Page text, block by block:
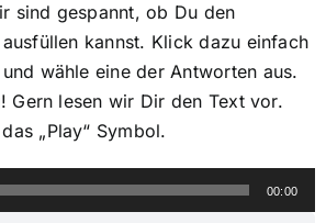
sind gespannt, ob Du den
kannst. Klick dazu einfach
wähle eine der Antworten aus.
Gern lesen wir Dir den Text vor.
„Play“ Symbol.
00:00